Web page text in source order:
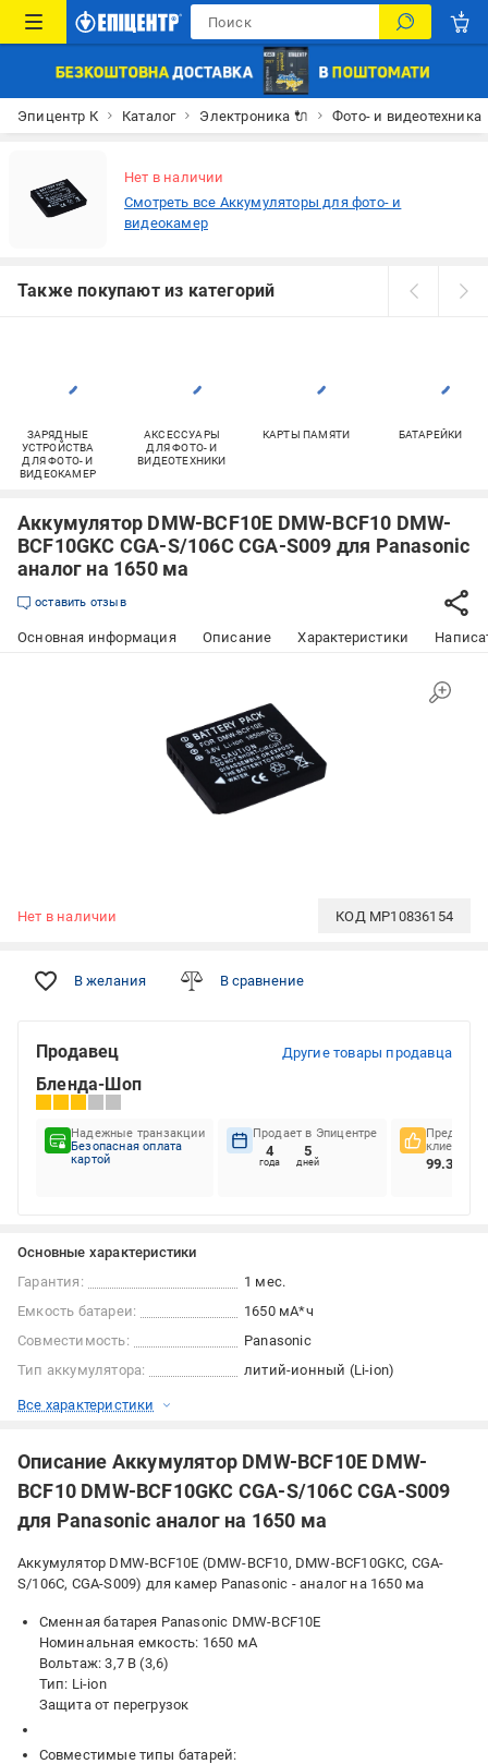
Эпицентр К Каталог Электроника 🔌 Фото- и видеотехника
Нет в наличии
Смотреть все Аккумуляторы для фото- и
видеокамер
Также покупают из категорий
ЗАРЯДНЫЕ
УСТРОЙСТВА
ДЛЯ ФОТО- И
ВИДЕОКАМЕР
АКСЕССУАРЫ
ДЛЯ ФОТО- И
ВИДЕОТЕХНИКИ
КАРТЫ ПАМЯТИ БАТАРЕЙКИ
Аккумулятор DMW-BCF10E DMW-BCF10 DMW-
BCF10GKC CGA-S/106C CGA-S009 для Panasonic
аналог на 1650 ма
оставить отзыв
Основная информация Описание Характеристики
Нет в наличии КОД MP10836154
В желания В сравнение
Продавец Другие товары продавца
Бленда-Шоп
Надежные транзакции
Безопасная оплата
картой
Продает в Эпицентре
4
года
5
дней
клиентов
99.34%
Основные характеристики
Гарантия:
1 мес.
Емкость батареи:
1650 мА*ч
Совместимость:
Panasonic
Тип аккумулятора:
литий-ионный (Li-ion)
Все характеристики
Описание Аккумулятор DMW-BCF10E DMW-
BCF10 DMW-BCF10GKC CGA-S/106C CGA-S009
для Panasonic аналог на 1650 ма
Аккумулятор DMW-BCF10E (DMW-BCF10, DMW-BCF10GKC, CGA-
S/106C, CGA-S009) для камер Panasonic - аналог на 1650 ма
Сменная батарея Panasonic DMW-BСF10E
Номинальная емкость: 1650 мА
Вольтаж: 3,7 В (3,6)
Тип: Li-ion
Защита от перегрузок
Совместимые типы батарей: